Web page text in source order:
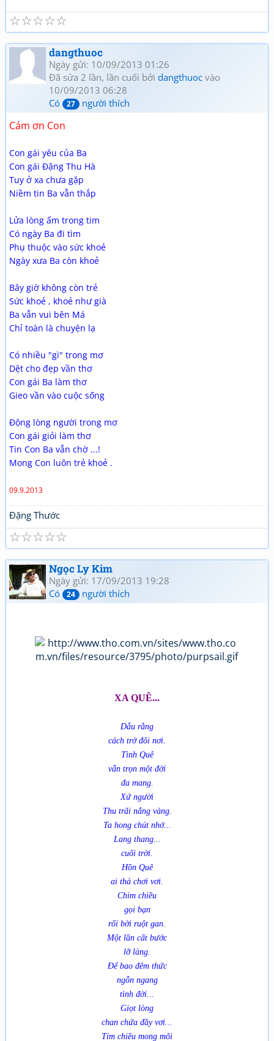
☆
☆
☆
☆
☆
dangthuoc
Ngày gửi: 10/09/2013 01:26
Đã sửa 2 lần, lần cuối bởi dangthuoc vào
10/09/2013 06:28
Có
27 người thích
Cám ơn Con
Con gái yêu của Ba
Con gái Đặng Thu Hà
Tuy ở xa chưa gặp
Niềm tin Ba vẫn thắp
Lửa lòng ấm trong tim
Có ngày Ba đi tìm
Phụ thuộc vào sức khoẻ
Ngày xưa Ba còn khoẻ
Bây giờ không còn trẻ
Sức khoẻ , khoẻ như già
Ba vẫn vui bên Má
Chỉ toàn là chuyện lạ
Có nhiều "gì" trong mơ
Dệt cho đẹp vần thơ
Con gái Ba làm thơ
Gieo vần vào cuộc sống
Động lòng người trong mơ
Con gái giỏi làm thơ
Tin Con Ba vẫn chờ ...!
Mong Con luôn trẻ khoẻ .
09.9.2013
Đặng Thước
☆
☆
☆
☆
☆
Ngọc Ly Kim
Ngày gửi: 17/09/2013 19:28
Có
24 người thích
XA QUÊ...
Dẫu rằng
cách trở đôi nơi.
Tình Quê
vẫn trọn một đời
đa mang.
Xứ người
Thu trãi nắng vàng.
Ta hong chút nhớ...
Lang thang...
cuối trời.
Hồn Quê
ai thả chơi vơi.
Chim chiều
gọi bạn
rối bời ruột gan.
Một lần cất bước
lỡ làng.
Để bao đêm thức
ngỗn ngang
tình đời...
Giọt lòng
chan chứa đầy vơi...
Tím chiều mong mõi